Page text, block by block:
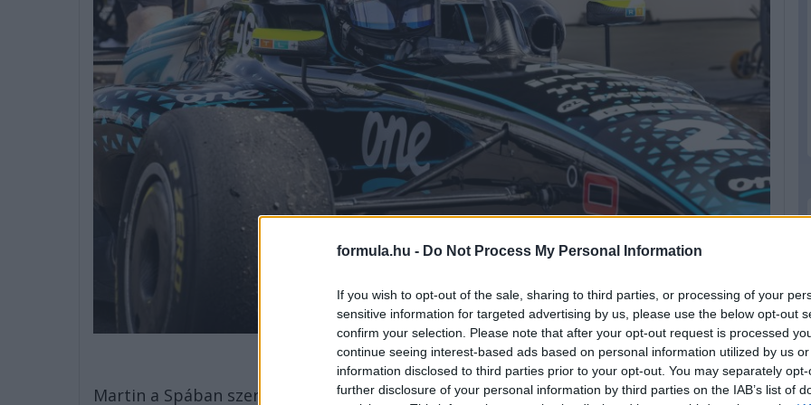
formula.hu - Do Not Process My Personal Information
If you wish to opt-out of the sale, sharing to third parties, or processing of your
sensitive information for targeted advertising by us, please use the below opt-out
confirm your selection. Please note that after your opt-out request is processed
continue seeing interest-based ads based on personal information utilized by us
information disclosed to third parties prior to your opt-out. You may separately
further disclosure of your personal information by third parties on the IAB’s list of
Martin a Spában szerzett dupla dobogója után az összetett 4. helyéről várhatja a